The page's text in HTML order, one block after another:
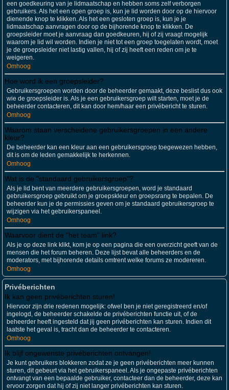
een goedkeuring van je lidmaatschap en hebben soms zelf verborgen
gebruikers. Als het een open groep is, kun je lid worden door op de hiervoor
dienende knop te klikken. Als het een gesloten groep is, kun je je
lidmaatschap aanvragen door op de bijhorende knop te klikken. De
groepsleider moet je aanvraag dan goedkeuren, hij of zij vraagt mogelijk
waarom je lid wil worden. Indien je niet tot een groep toegelaten wordt, moet
je de groepsleider niet lastig vallen, hij of zij heeft een reden om je te
weigeren.
Omhoog
Hoe word ik een groepsleider?
Gebruikersgroepen worden door de beheerder gemaakt, deze beslist dus ook
wie de groepsleider is. Als je een gebruikersgroep wilt starten, moet je de
beheerder contacteren, dit kan door hem/haar een privébericht te sturen.
Omhoog
Waarom staan verscheidene gebruikersgroepen in een andere
kleur?
De beheerder kan een kleur aan een gebruikersgroep toegewezen hebben,
dit is om de leden gemakkelijk te herkennen.
Omhoog
Wat is de "standaard gebruikersgroep"?
Als je lid bent van meerdere gebruikersgroepen, word je standaard
gebruikersgroep gebruikt om je groepskleur en groepsrang te bepalen. De
beheerder kun je de permissies geven om je standaard gebruikersgroep te
wijzigen via het gebruikerspaneel.
Omhoog
Waarvoor dient de "het team" link?
Als je op deze link klikt, kom je op een pagina die een overzicht geeft van de
mensen die het forum beheren. Deze lijst bevat alle beheerders en de
moderators, met bijhorende details omtrent welke forums ze modereren.
Omhoog
Privéberichten
Ik kan geen privéberichten sturen!
Hiervoor zijn drie redenen mogelijk: ofwel ben je niet geregistreerd en/of
ingelogd, de beheerder schakelde de privéberichten functie uit, of de
beheerder heeft ingesteld dat jij geen privéberichten kan sturen. Indien dit
laatste het geval is, tracht dan de beheerder te contacteren.
Omhoog
Ik blijf ongewenste privéberichten ontvangen!
Je kunt gebruikers blokkeren zodat ze je geen privéberichten meer kunnen
sturen, dit gebeurt via het gebruikerspaneel. Als je ongepaste privéberichten
ontvangt van een bepaalde gebruiker, contacteer dan de beheerder, deze kan
ervoor zorgen dat hij of zij niet langer privéberichten kan sturen.